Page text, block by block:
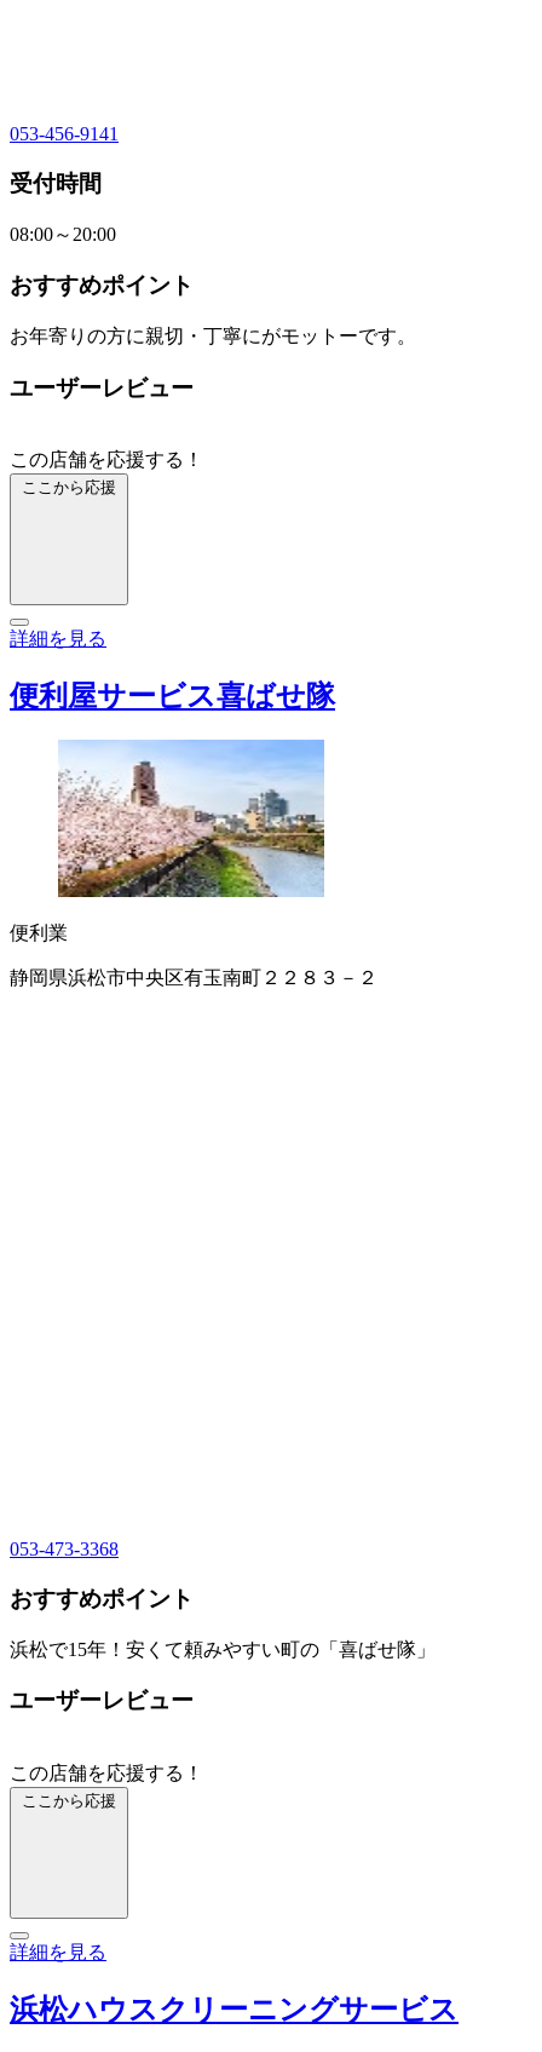
053-456-9141
受付時間
08:00～20:00
おすすめポイント
お年寄りの方に親切・丁寧にがモットーです。
ユーザーレビュー
この店舗を応援する！
ここから応援
詳細を見る
便利屋サービス喜ばせ隊
便利業
静岡県浜松市中央区有玉南町２２８３－２
053-473-3368
おすすめポイント
浜松で15年！安くて頼みやすい町の「喜ばせ隊」
ユーザーレビュー
この店舗を応援する！
ここから応援
詳細を見る
浜松ハウスクリーニングサービス